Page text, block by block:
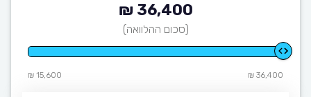
36,400 ₪
(סכום ההלוואה)
36,400 ₪
15,600 ₪